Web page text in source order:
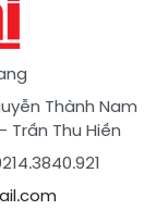
Thành Nam
- Trần Thu Hiền